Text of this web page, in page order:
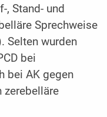
, Stand- und
Sprechweise
Selten wurden
bei
bei AK gegen
zerebelläre